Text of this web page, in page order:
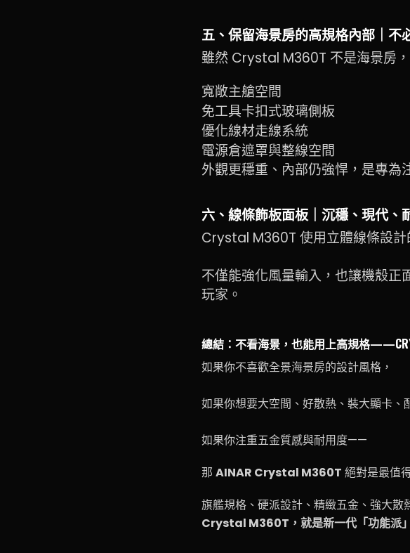
五、保留海景房的高規格內部｜不
雖然 Crystal M360T 不是海景房
寬敞主艙空間
免工具卡扣式玻璃側板
優化線材走線系統
電源倉遮罩與整線空間
外觀更穩重、內部仍強悍，是專為
六、線條飾板面板｜沉穩、現代、
Crystal M360T 使用立體線條設計
不僅能強化風量輸入，也讓機殼正
玩家。
總結：不看海景，也能用上高規格
如果你不喜歡全景海景房的設計風格，
如果你想要大空間、好散熱、裝大顯卡、
如果你注重五金質感與耐用度——
那 AINAR Crystal M360T 絕對是最值
旗艦規格、硬派設計、精緻五金、強大散
Crystal M360T，就是新一代「功能派